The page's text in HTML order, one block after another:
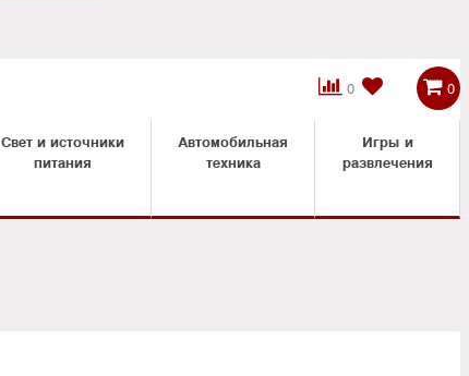
0

 0
Свет и источники
питания
Автомобильная
техника
Игры и
развлечения